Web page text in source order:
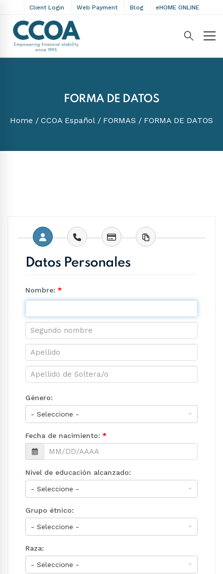
Client Login Web Payment Blog eHOME ONLINE
FORMA DE DATOS
Home CCOA Español FORMAS FORMA DE DATOS
Datos Personales
Nombre: *
Género:
Fecha de nacimiento: *
Nivel de educación alcanzado:
Grupo étnico:
Raza: